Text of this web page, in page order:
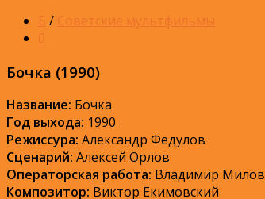
Б / Советские мультфильмы
0
Бочка (1990)
Название: Бочка
Год выхода: 1990
Режиссура: Александр Федулов
Сценарий: Алексей Орлов
Операторская работа: Владимир
Композитор: Виктор Екимовский